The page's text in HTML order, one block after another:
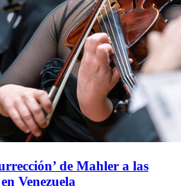
de Mahler a las
Venezuela